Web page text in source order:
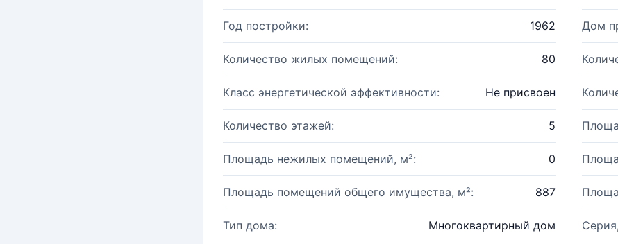
Год постройки: 1962 Дом
Количество жилых помещений: 80
Класс энергетической эффективности: Не присвоен
Количество этажей: 5
Площадь нежилых помещений, м²: 0
Площадь помещений общего имущества, м²: 887
Тип дома: Многоквартирный дом